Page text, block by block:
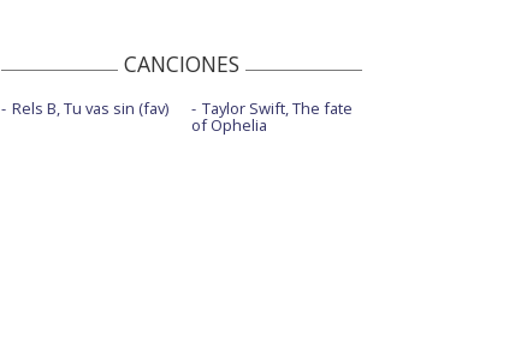
CANCIONES
Rels B, Tu vas sin (fav) Taylor Swift, The fate
of Ophelia